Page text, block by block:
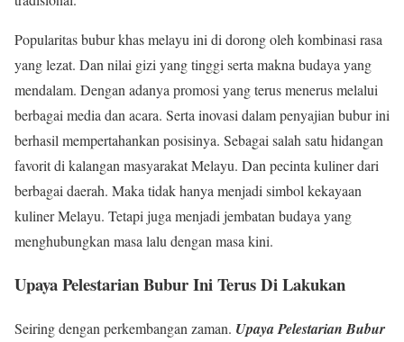
Popularitas bubur khas melayu ini di dorong oleh kombinasi rasa
yang lezat. Dan nilai gizi yang tinggi serta makna budaya yang
mendalam. Dengan adanya promosi yang terus menerus melalui
berbagai media dan acara. Serta inovasi dalam penyajian bubur ini
berhasil mempertahankan posisinya. Sebagai salah satu hidangan
favorit di kalangan masyarakat Melayu. Dan pecinta kuliner dari
berbagai daerah. Maka tidak hanya menjadi simbol kekayaan
kuliner Melayu. Tetapi juga menjadi jembatan budaya yang
menghubungkan masa lalu dengan masa kini.
Upaya Pelestarian Bubur Ini Terus Di Lakukan
Seiring dengan perkembangan zaman. Upaya Pelestarian Bubur